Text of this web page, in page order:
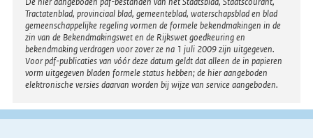
Tractatenblad, provinciaal blad, gemeenteblad, waterschapsblad en blad
gemeenschappelijke regeling vormen de formele bekendmakingen in de
zin van de Bekendmakingswet en de Rijkswet goedkeuring en
bekendmaking verdragen voor zover ze na 1 juli 2009 zijn uitgegeven.
Voor pdf-publicaties van vóór deze datum geldt dat alleen de in papieren
vorm uitgegeven bladen formele status hebben; de hier aangeboden
elektronische versies daarvan worden bij wijze van service aangeboden.